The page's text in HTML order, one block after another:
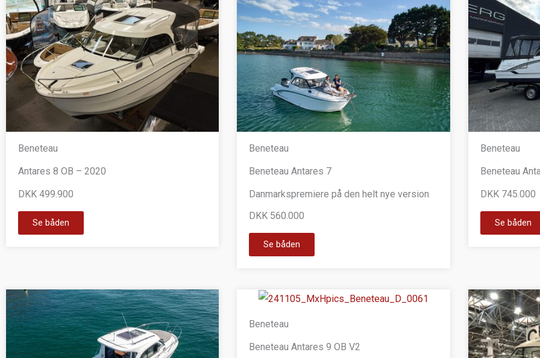
Beneteau
Antares 8 OB – 2020
DKK 499.900
Se båden
Beneteau
Beneteau Antares 7
Danmarkspremiere på den helt nye version
DKK 560.000
Se båden
Beneteau
Beneteau
DKK 745.000
Se båden
Beneteau
Beneteau Antares 9 OB V2